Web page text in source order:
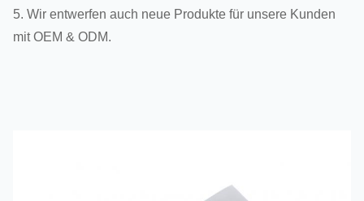
5. Wir entwerfen auch neue Produkte für unsere Kunden
mit OEM & ODM.